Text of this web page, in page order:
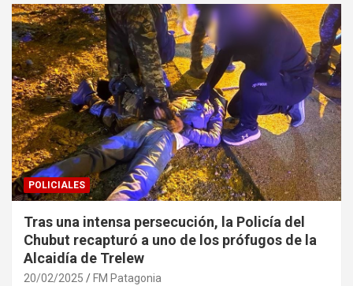
POLICIALES
Tras una intensa persecución, la Policía del
Chubut recapturó a uno de los prófugos de la
Alcaidía de Trelew
20/02/2025 FM Patagonia